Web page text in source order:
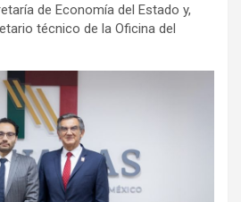
de Economía del Estado y,
técnico de la Oficina del